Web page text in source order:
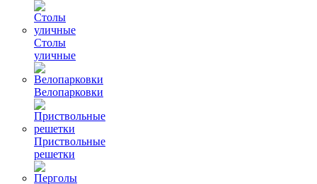
Столы
уличные
Велопарковки
Приствольные
решетки